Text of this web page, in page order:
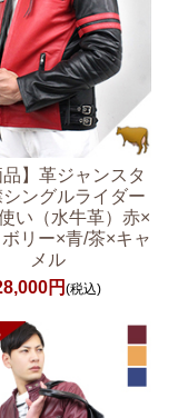
品】革ジャンスタ
シングルライダー
い（水牛革）赤×
リー×青/茶×キャ
メル
円(税込)